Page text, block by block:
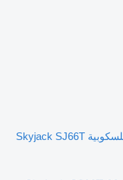
رافعة سلة تلسكوبية Skyjack SJ66T